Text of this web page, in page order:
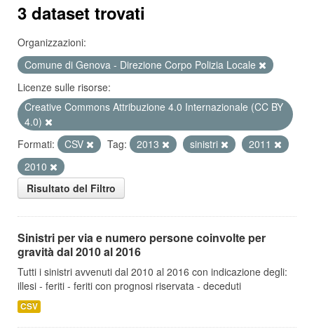
3 dataset trovati
Organizzazioni:
Comune di Genova - Direzione Corpo Polizia Locale
Licenze sulle risorse:
Creative Commons Attribuzione 4.0 Internazionale (CC BY
4.0)
Formati:
CSV Tag: 2013 sinistri
2011
2010
Risultato del Filtro
Sinistri per via e numero persone coinvolte per
gravità dal 2010 al 2016
Tutti i sinistri avvenuti dal 2010 al 2016 con indicazione degli:
illesi - feriti - feriti con prognosi riservata - deceduti
CSV